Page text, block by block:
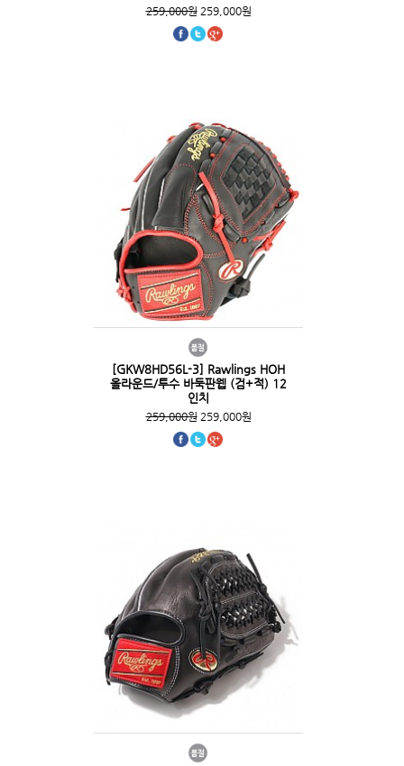
259,000원259,000원
[GKW8HD56L-3] Rawlings HOH
올라운드/투수 바둑판웹 (검+적) 12
인치
259,000원259,000원